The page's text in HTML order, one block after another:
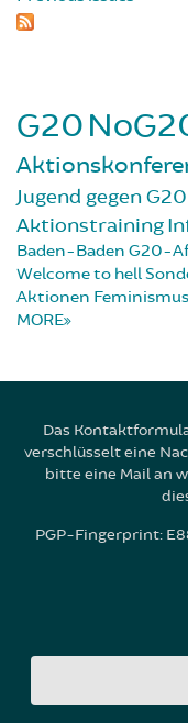
G20
Jugend gegen G20
Aktionstraining
Baden-Baden G20-
Welcome to hell
Aktionen Feminismus
MORE
Das
verschlüsselt eine
bitte eine Mail an
PGP-Fingerprint: